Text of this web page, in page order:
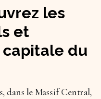
les
et
du
dans le Massif Central,